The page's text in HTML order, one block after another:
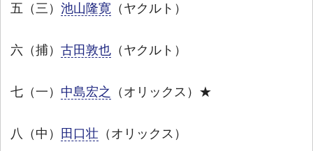
五（三） 池山隆寛 （ヤクルト）
六（捕） 古田敦也 （ヤクルト）
七（一） 中島宏之 （オリックス）★
八（中） 田口壮 （オリックス）